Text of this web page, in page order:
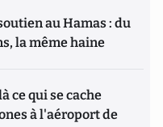
au Hamas : du
la même haine
ce qui se cache
à l'aéroport de